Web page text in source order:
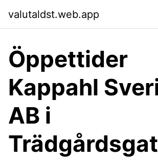
valutaldst.web.app
Öppettider
Kappahl
AB i